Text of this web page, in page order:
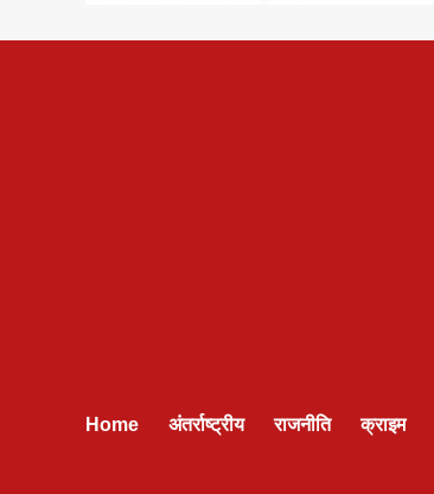
Home अंतर्राष्ट्रीय राजनीति क्राइम